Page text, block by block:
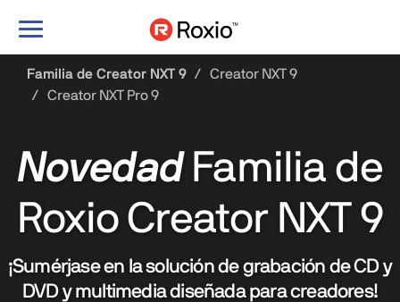
Alternar
Familia de Creator NXT 9
Creator NXT 9
Creator NXT Pro 9
NovedadFamilia de
Roxio Creator NXT 9
¡Sumérjase en la solución de grabación de CD y
DVD y multimedia diseñada para creadores!